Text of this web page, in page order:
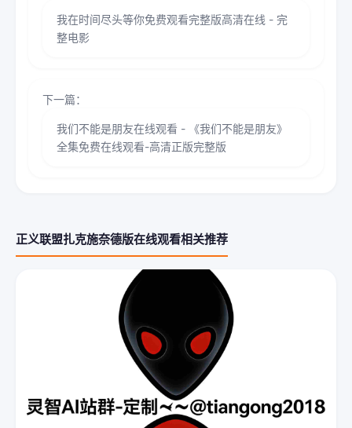
我在时间尽头等你免费观看完整版高清在线 - 完
整电影
下一篇：
我们不能是朋友在线观看 - 《我们不能是朋友》
全集免费在线观看-高清正版完整版
正义联盟扎克施奈德版在线观看相关推荐